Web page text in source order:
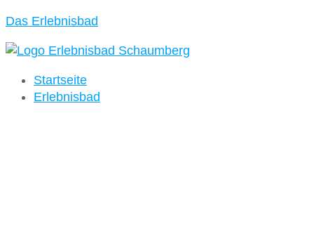
Das Erlebnisbad
Startseite
Erlebnisbad